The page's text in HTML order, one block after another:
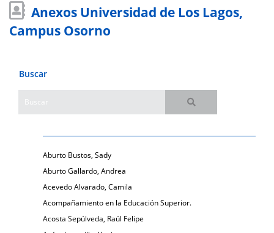
Anexos Universidad de Los Lagos,
Campus Osorno
Buscar
Aburto Bustos, Sady
Aburto Gallardo, Andrea
Acevedo Alvarado, Camila
Acompañamiento en la Educación Superior.
Acosta Sepúlveda, Raúl Felipe